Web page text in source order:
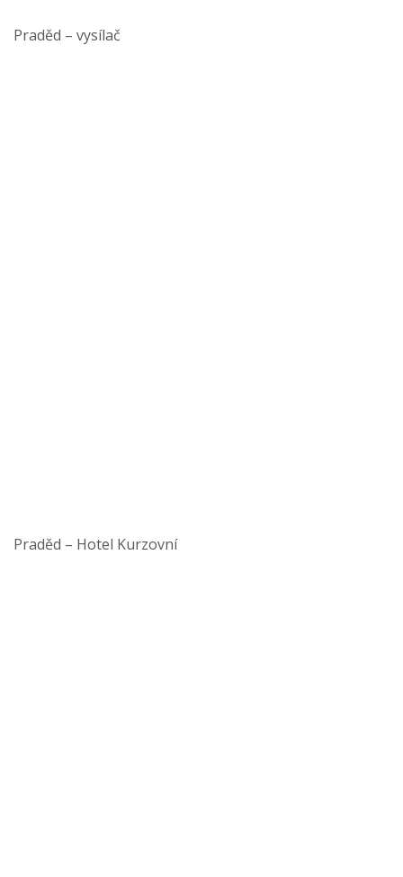
Praděd – vysílač
Praděd – Hotel Kurzovní